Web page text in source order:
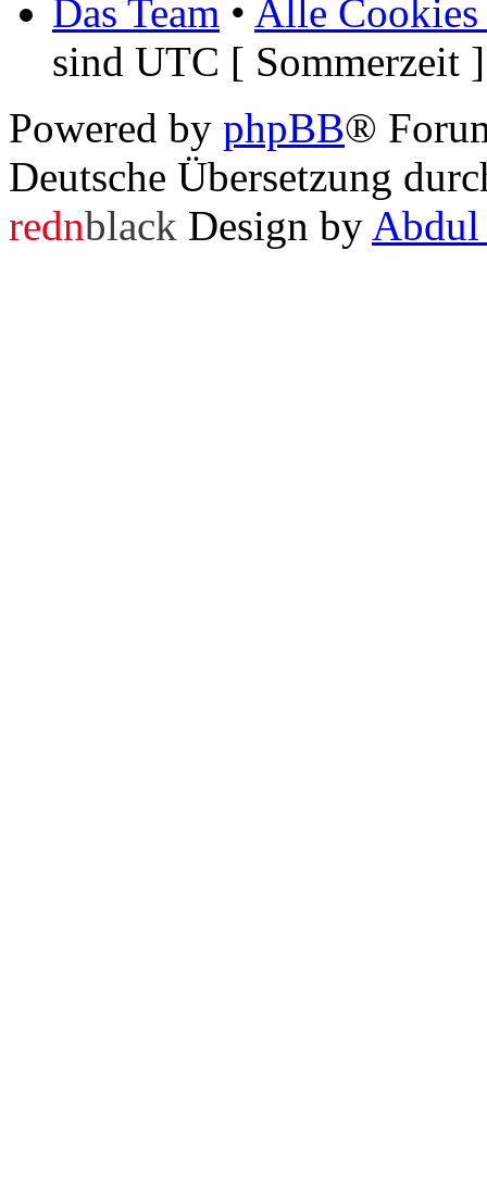
Das Team • Alle Cookies
sind UTC [ Sommerzeit ]
Powered by phpBB®
Deutsche Übersetzung
rednblack Design by Abdul